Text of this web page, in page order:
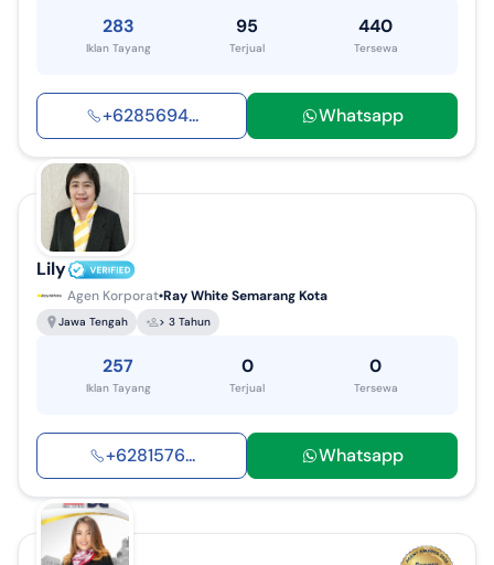
283
Iklan Tayang
95
Terjual
440
Tersewa
+6285694... Whatsapp
Lily
Agen Korporat Ray White Semarang Kota
Jawa Tengah > 3 Tahun
257
Iklan Tayang
0
Terjual
0
Tersewa
+6281576... Whatsapp